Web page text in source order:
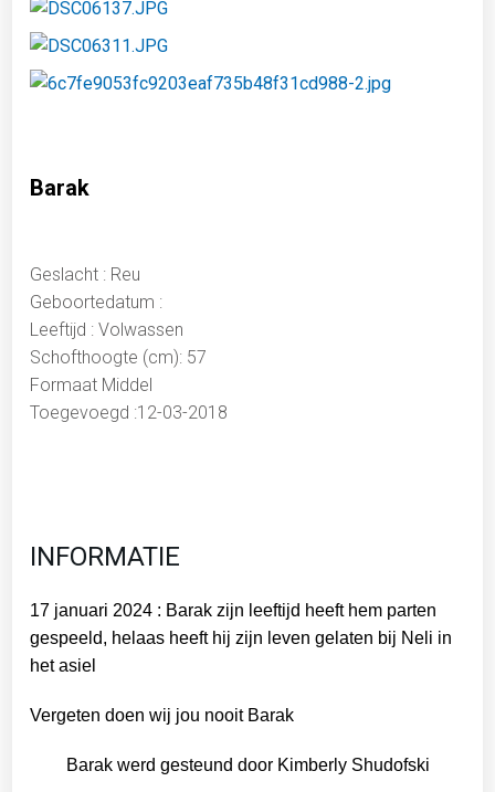
Barak
Geslacht : Reu
Geboortedatum :
Leeftijd : Volwassen
Schofthoogte (cm): 57
Formaat Middel
Toegevoegd :12-03-2018
INFORMATIE
17 januari 2024 : Barak zijn leeftijd heeft hem parten
gespeeld, helaas heeft hij zijn leven gelaten bij Neli in
het asiel
Vergeten doen wij jou nooit Barak
Barak werd gesteund door Kimberly Shudofski